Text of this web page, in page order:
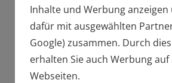
Inhalte und Werbung
dafür mit ausgewählten
Google) zusammen. Durch
erhalten Sie auch Werbung
Webseiten.
ENTDECKEN
LGB
2023